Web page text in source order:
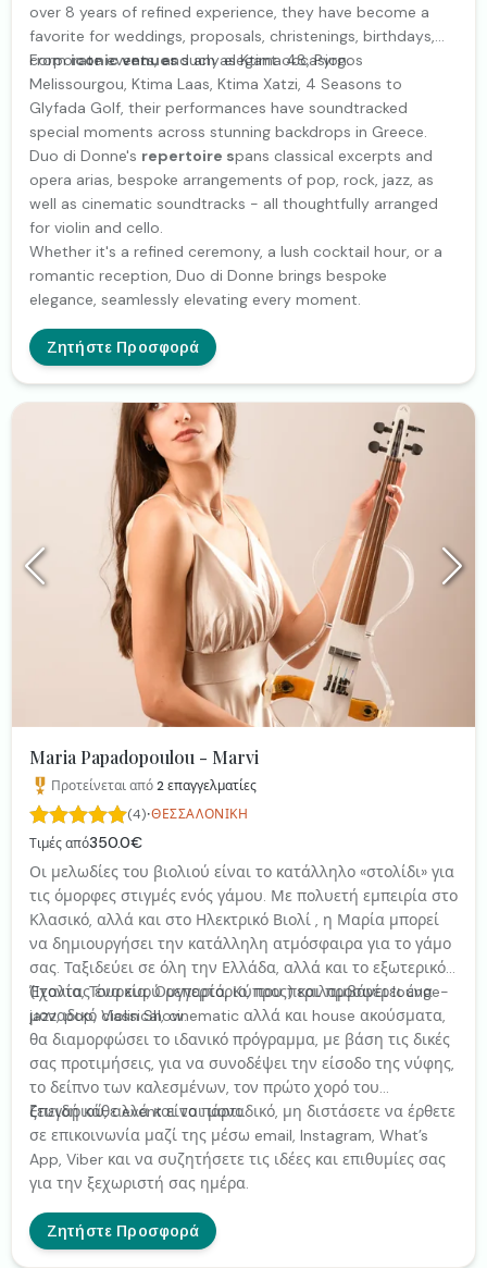
over 8 years of refined experience, they have become a
favorite for weddings, proposals, christenings, birthdays,
corporate events, and any elegant occasion.
Fromiconic venuessuch as Ktima 48, Pyrgos
Melissourgou, Ktima Laas, Ktima Xatzi, 4 Seasons to
Glyfada Golf, their performances have soundtracked
special moments across stunning backdrops in Greece.
Duo di Donne's repertoire spans classical excerpts and
opera arias, bespoke arrangements of pop, rock, jazz, as
well as cinematic soundtracks - all thoughtfully arranged
for violin and cello.
Whether it's a refined ceremony, a lush cocktail hour, or a
romantic reception, Duo di Donne brings bespoke
elegance, seamlessly elevating every moment.
Ζητήστε Προσφορά
Maria Papadopoulou - Marvi
Προτείνεται από2επαγγελματίες
(4)·ΘΕΣΣΑΛΟΝΊΚΗ
Τιμές από350.0€
Οι μελωδίες του βιολιού είναι το κατάλληλο «στολίδι» για
τις όμορφες στιγμές ενός γάμου. Με πολυετή εμπειρία στο
Κλασικό, αλλά και στο Ηλεκτρικό Βιολί , η Μαρία μπορεί
να δημιουργήσει την κατάλληλη ατμόσφαιρα για το γάμο
σας. Ταξιδεύει σε όλη την Ελλάδα, αλλά και το εξωτερικό
(Ιταλία, Τουρκία, Ουγγαρία, Κύπρος) και προσφέρει ένα
μοναδικό Violin Show.
Έχοντας ένα ευρύ ρεπερτόριο, που περιλαμβάνει lounge-
jazz, pop, classical, cinematic αλλά και house ακούσματα,
θα διαμορφώσει το ιδανικό πρόγραμμα, με βάση τις δικές
σας προτιμήσεις, για να συνοδέψει την είσοδο της νύφης,
το δείπνο των καλεσμένων, τον πρώτο χορό του
ζευγαριού, αλλά και το πάρτι.
Επειδή κάθε event είναι μοναδικό, μη διστάσετε να έρθετε
σε επικοινωνία μαζί της μέσω email, Instagram, What’s
App, Viber και να συζητήσετε τις ιδέες και επιθυμίες σας
για την ξεχωριστή σας ημέρα.
Ζητήστε Προσφορά